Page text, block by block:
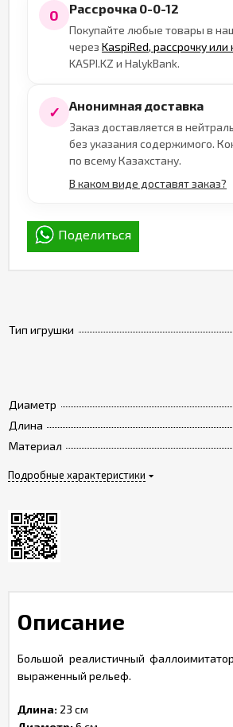
Тип игрушки
Диаметр
Длина
Материал
Подробные характеристики
0 Рассрочка 0-0-12
Покупайте любые товары в
через KaspiRed, рассрочку или
KASPI.KZ и HalykBank.
✓ Анонимная доставка
Заказ доставляется в
без указания содержимого.
по всему Казахстану.
В каком виде доставят заказ?
Поделиться
Описание
Большой реалистичный
выраженный рельеф.
Длина: 23 см